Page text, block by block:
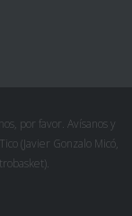
por favor. Avísanos y
(Javier Gonzalo Micó,